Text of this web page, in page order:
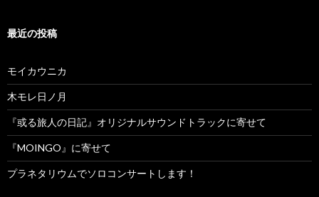
最近の投稿
モイカウニカ
木モレ日ノ月
『或る旅人の日記』オリジナルサウンドトラックに寄せて
『MOINGO』に寄せて
プラネタリウムでソロコンサートします！